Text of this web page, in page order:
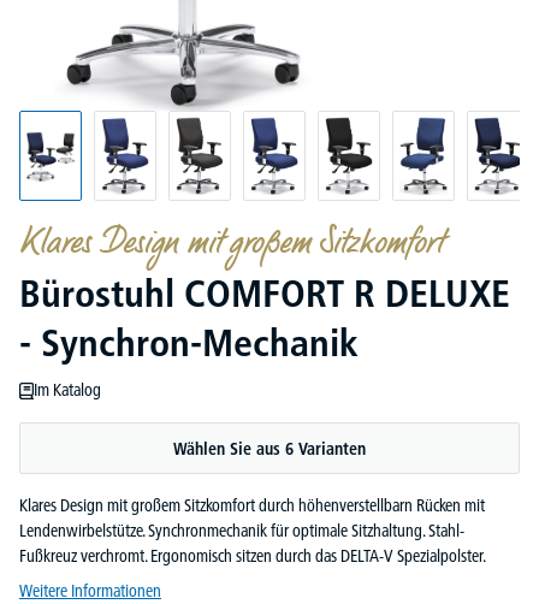
Klares Design mit großem Sitzkomfort
Bürostuhl COMFORT R DELUXE
- Synchron-Mechanik
Im Katalog
Wählen Sie aus 6 Varianten
Klares Design mit großem Sitzkomfort durch höhenverstellbarn Rücken mit
Lendenwirbelstütze. Synchronmechanik für optimale Sitzhaltung. Stahl-
Fußkreuz verchromt. Ergonomisch sitzen durch das DELTA-V Spezialpolster.
Weitere Informationen